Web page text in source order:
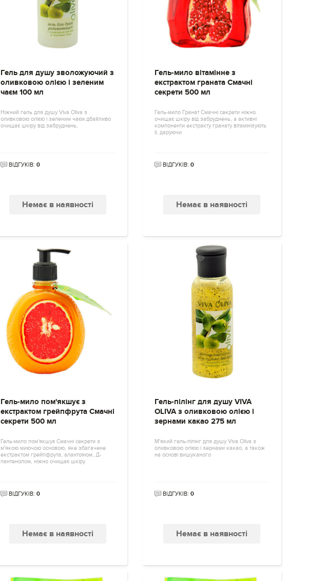
Гель для душу зволожуючий з
оливковою олією і зеленим
чаєм 100 мл
Ніжний гель для душу Viva Oliva з
оливковою олією і зеленим чаєм дбайливо
очищає шкіру від забруднень,
ВІДГУКІВ: 0
Немає в наявності
Гель-мило вітамінне з
екстрактом граната Смачні
секрети 500 мл
Гель-мило Гранат Смачні секрети ніжно
очищає шкіру від забруднень, а активні
компоненти екстракту гранату вітамінізують
її, даруючи
ВІДГУКІВ: 0
Немає в наявності
Гель-мило пом'якшує з
екстрактом грейпфрута Смачні
секрети 500 мл
Гель-мило пом'якшує Смачні секрети з
м'якою миючою основою, яке збагачене
екстрактом грейпфрута, алантоїном, Д-
пантенолом, ніжно очищає шкіру
ВІДГУКІВ: 0
Немає в наявності
Гель-пілінг для душу VIVA
OLIVA з оливковою олією і
зернами какао 275 мл
М'який гель-пілінг для душу Viva Oliva з
оливковою олією і зернами какао, а також
на основі вишуканого
ВІДГУКІВ: 0
Немає в наявності